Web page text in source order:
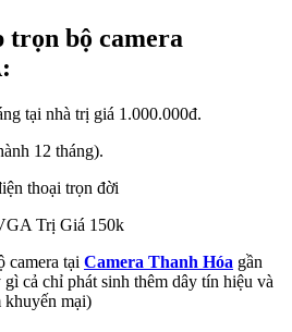
bộ camera
tại nhà trị giá 1.000.000đ.
12 tháng).
thoại trọn đời
Trị Giá 150k
camera tại Camera Thanh Hóa gần
cả chỉ phát sinh thêm dây tín hiệu và
khuyến mại)